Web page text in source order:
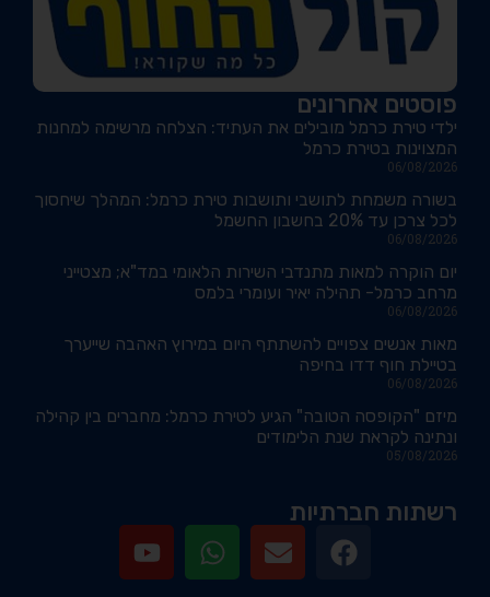
פוסטים אחרונים
ילדי טירת כרמל מובילים את העתיד: הצלחה מרשימה למחנות
המצוינות בטירת כרמל
06/08/2026
בשורה משמחת לתושבי ותושבות טירת כרמל: המהלך שיחסוך
לכל צרכן עד 20% בחשבון החשמל
06/08/2026
יום הוקרה למאות מתנדבי השירות הלאומי במד"א; מצטייני
מרחב כרמל- תהילה יאיר ועומרי בלמס
06/08/2026
מאות אנשים צפויים להשתתף היום במירוץ האהבה שייערך
בטיילת חוף דדו בחיפה
06/08/2026
מיזם "הקופסה הטובה" הגיע לטירת כרמל: מחברים בין קהילה
ונתינה לקראת שנת הלימודים
05/08/2026
רשתות חברתיות